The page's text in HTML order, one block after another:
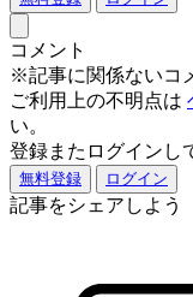
コメント
※記事に関係ないコ
ご利用上の不明点は
い。
登録またログインし
無料登録 ログイン
記事をシェアしよう